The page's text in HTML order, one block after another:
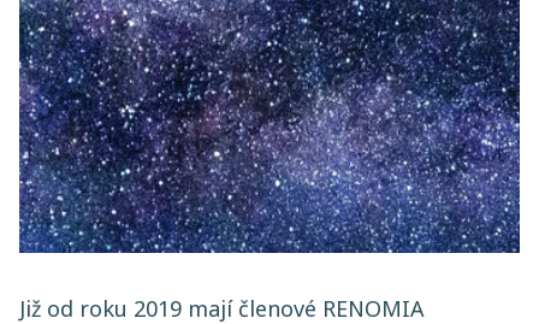
Již od roku 2019 mají členové RENOMIA